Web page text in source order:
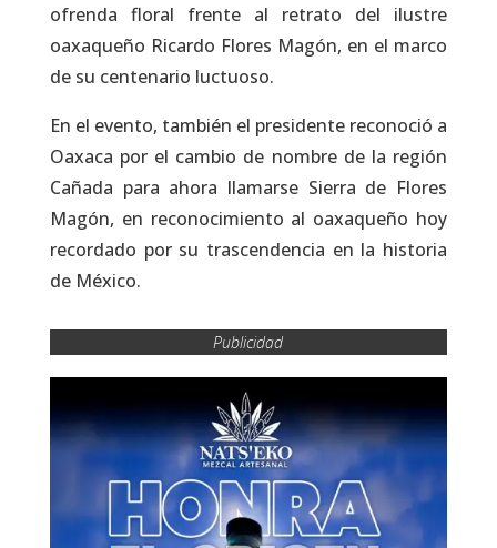
ofrenda floral frente al retrato del ilustre
oaxaqueño Ricardo Flores Magón, en el marco
de su centenario luctuoso.
En el evento, también el presidente reconoció a
Oaxaca por el cambio de nombre de la región
Cañada para ahora llamarse Sierra de Flores
Magón, en reconocimiento al oaxaqueño hoy
recordado por su trascendencia en la historia
de México.
Publicidad